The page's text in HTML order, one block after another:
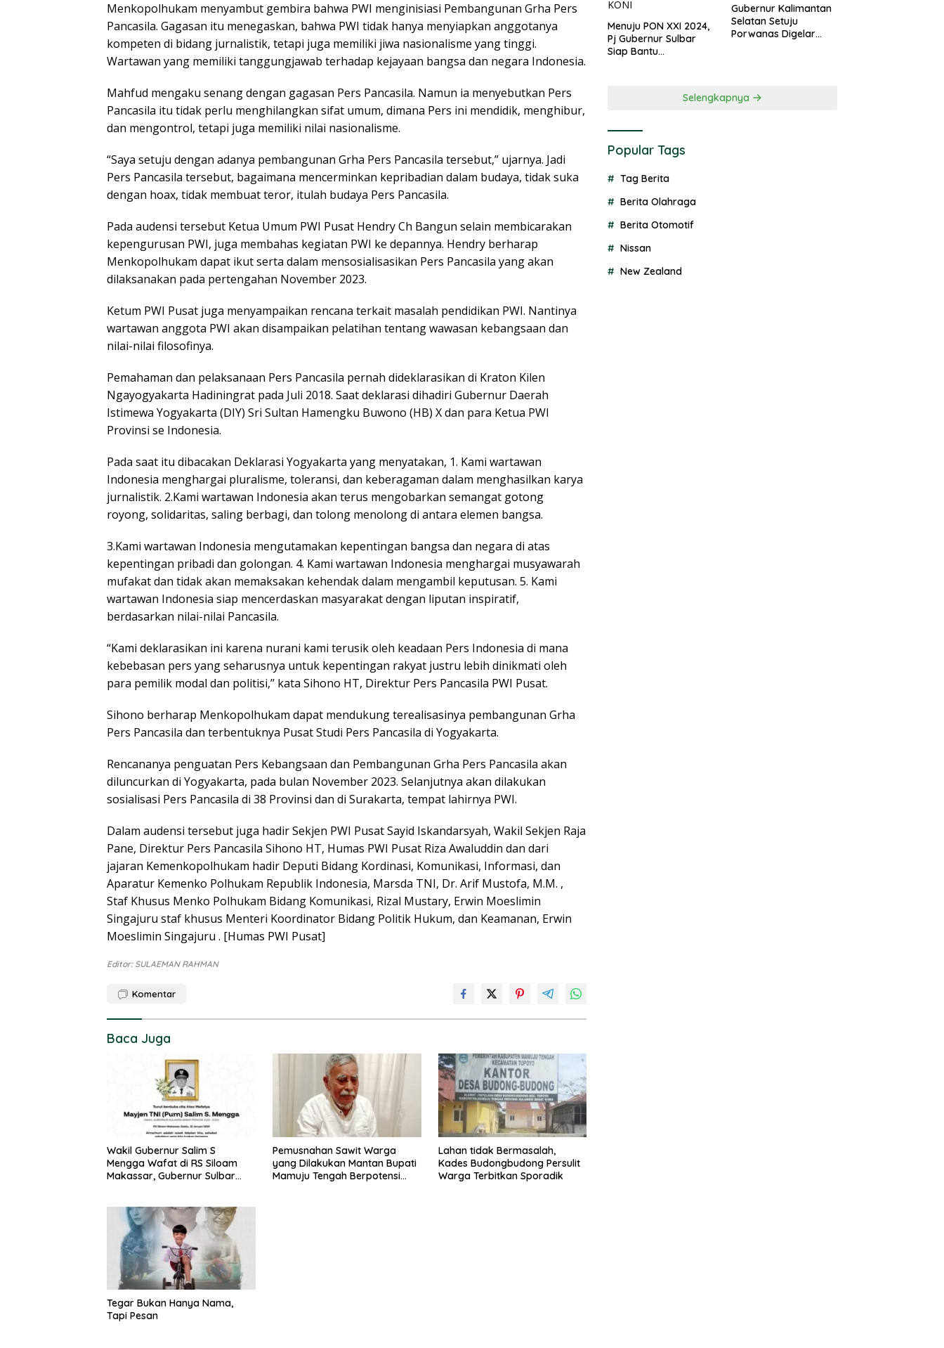
Menkopolhukam menyambut gembira bahwa PWI menginisiasi Pembangunan Grha Pers
Pancasila. Gagasan itu menegaskan, bahwa PWI tidak hanya menyiapkan anggotanya
kompeten di bidang jurnalistik, tetapi juga memiliki jiwa nasionalisme yang tinggi.
Wartawan yang memiliki tanggungjawab terhadap kejayaan bangsa dan negara Indonesia.
Mahfud mengaku senang dengan gagasan Pers Pancasila. Namun ia menyebutkan Pers
Pancasila itu tidak perlu menghilangkan sifat umum, dimana Pers ini mendidik, menghibur,
dan mengontrol, tetapi juga memiliki nilai nasionalisme.
“Saya setuju dengan adanya pembangunan Grha Pers Pancasila tersebut,” ujarnya. Jadi
Pers Pancasila tersebut, bagaimana mencerminkan kepribadian dalam budaya, tidak suka
dengan hoax, tidak membuat teror, itulah budaya Pers Pancasila.
Pada audensi tersebut Ketua Umum PWI Pusat Hendry Ch Bangun selain membicarakan
kepengurusan PWI, juga membahas kegiatan PWI ke depannya. Hendry berharap
Menkopolhukam dapat ikut serta dalam mensosialisasikan Pers Pancasila yang akan
dilaksanakan pada pertengahan November 2023.
Ketum PWI Pusat juga menyampaikan rencana terkait masalah pendidikan PWI. Nantinya
wartawan anggota PWI akan disampaikan pelatihan tentang wawasan kebangsaan dan
nilai-nilai filosofinya.
Pemahaman dan pelaksanaan Pers Pancasila pernah dideklarasikan di Kraton Kilen
Ngayogyakarta Hadiningrat pada Juli 2018. Saat deklarasi dihadiri Gubernur Daerah
Istimewa Yogyakarta (DIY) Sri Sultan Hamengku Buwono (HB) X dan para Ketua PWI
Provinsi se Indonesia.
Pada saat itu dibacakan Deklarasi Yogyakarta yang menyatakan, 1. Kami wartawan
Indonesia menghargai pluralisme, toleransi, dan keberagaman dalam menghasilkan karya
jurnalistik. 2.Kami wartawan Indonesia akan terus mengobarkan semangat gotong
royong, solidaritas, saling berbagi, dan tolong menolong di antara elemen bangsa.
3.Kami wartawan Indonesia mengutamakan kepentingan bangsa dan negara di atas
kepentingan pribadi dan golongan. 4. Kami wartawan Indonesia menghargai musyawarah
mufakat dan tidak akan memaksakan kehendak dalam mengambil keputusan. 5. Kami
wartawan Indonesia siap mencerdaskan masyarakat dengan liputan inspiratif,
berdasarkan nilai-nilai Pancasila.
“Kami deklarasikan ini karena nurani kami terusik oleh keadaan Pers Indonesia di mana
kebebasan pers yang seharusnya untuk kepentingan rakyat justru lebih dinikmati oleh
para pemilik modal dan politisi,’’ kata Sihono HT, Direktur Pers Pancasila PWI Pusat.
Sihono berharap Menkopolhukam dapat mendukung terealisasinya pembangunan Grha
Pers Pancasila dan terbentuknya Pusat Studi Pers Pancasila di Yogyakarta.
Rencananya penguatan Pers Kebangsaan dan Pembangunan Grha Pers Pancasila akan
diluncurkan di Yogyakarta, pada bulan November 2023. Selanjutnya akan dilakukan
sosialisasi Pers Pancasila di 38 Provinsi dan di Surakarta, tempat lahirnya PWI.
Dalam audensi tersebut juga hadir Sekjen PWI Pusat Sayid Iskandarsyah, Wakil Sekjen Raja
Pane, Direktur Pers Pancasila Sihono HT, Humas PWI Pusat Riza Awaluddin dan dari
jajaran Kemenkopolhukam hadir Deputi Bidang Kordinasi, Komunikasi, Informasi, dan
Aparatur Kemenko Polhukam Republik Indonesia, Marsda TNI, Dr. Arif Mustofa, M.M. ,
Staf Khusus Menko Polhukam Bidang Komunikasi, Rizal Mustary, Erwin Moeslimin
Singajuru staf khusus Menteri Koordinator Bidang Politik Hukum, dan Keamanan, Erwin
Moeslimin Singajuru . [Humas PWI Pusat]
Editor: SULAEMAN RAHMAN
Komentar
Baca Juga
Wakil Gubernur Salim S
Mengga Wafat di RS Siloam
Makassar, Gubernur Sulbar
Pemusnahan Sawit Warga
yang Dilakukan Mantan Bupati
Mamuju Tengah Berpotensi
Lahan tidak Bermasalah,
Kades Budongbudong Persulit
Warga Terbitkan Sporadik
Tegar Bukan Hanya Nama,
Tapi Pesan
Menuju PON XXI 2024,
Pj Gubernur Sulbar
Siap Bantu
Gubernur Kalimantan
Selatan Setuju
Porwanas Digelar
Selengkapnya
Popular Tags
Tag Berita
Berita Olahraga
Berita Otomotif
Nissan
New Zealand